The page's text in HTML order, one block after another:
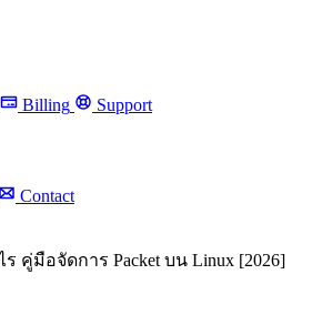
Billing Support
Contact